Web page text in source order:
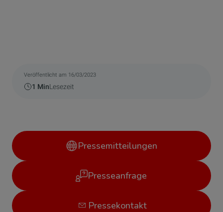
Veröffentlicht am 16/03/2023
1 MinLesezeit
Pressemitteilungen
Presseanfrage
Pressekontakt